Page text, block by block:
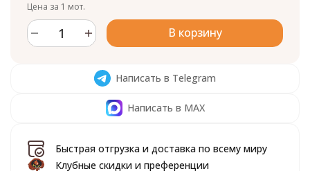
Цена за 1 мот.
В корзину
Написать в Telegram
Написать в MAX
Быстрая отгрузка и доставка по всему миру
Клубные скидки и преференции